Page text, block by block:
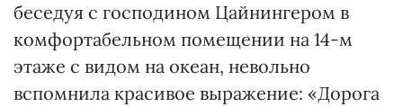
беседуя с господином Цайнингером в
комфортабельном помещении на 14-м
этаже с видом на океан, невольно
вспомнила красивое выражение: «Дорога